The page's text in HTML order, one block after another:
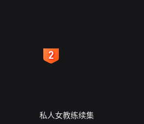
私人女教练续集